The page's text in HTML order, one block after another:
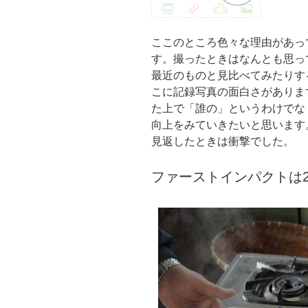
ここのところ色々な理由があ
す。撮ったときはなんとも思
最近のものと見比べてみたり
こに記録写真の面白さがあり
た上で「誰の」というわけでな
向上をみていきたいと思いま
見返したときは衝撃でした。
ファーストインパクトは